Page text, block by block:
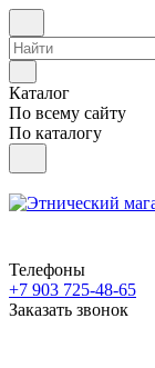
Каталог
По всему сайту
По каталогу
Телефоны
+7 903 725-48-65
Заказать звонок